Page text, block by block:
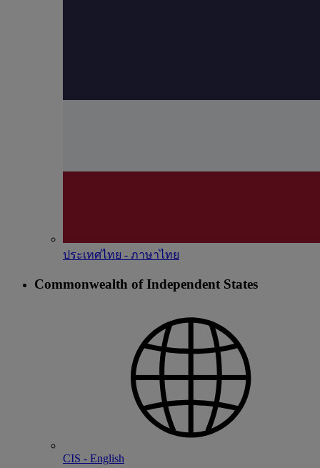
ประเทศไทย - ภาษาไทย
Commonwealth of Independent States
CIS - English